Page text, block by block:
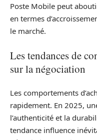
Poste Mobile peut
en termes
le marché.
Les tendances de
sur la négociation
Les comportements
rapidement. En 2025,
l’authenticité et la
tendance influence